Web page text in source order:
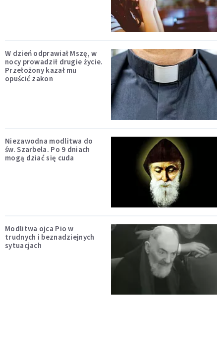
W dzień odprawiał Mszę, w
nocy prowadził drugie życie.
Przełożony kazał mu
opuścić zakon
Niezawodna modlitwa do
św. Szarbela. Po 9 dniach
mogą dziać się cuda
Modlitwa ojca Pio w
trudnych i beznadziejnych
sytuacjach